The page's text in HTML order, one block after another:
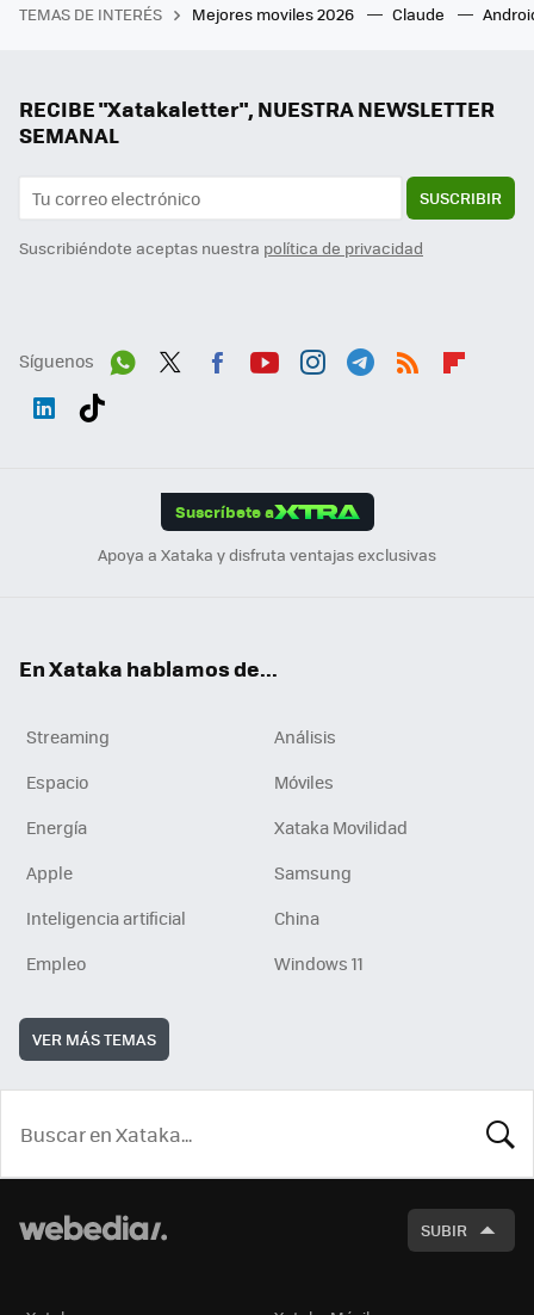
TEMAS DE INTERÉS Mejores moviles 2026 Claude
RECIBE "Xatakaletter", NUESTRA NEWSLETTER
SEMANAL
SUSCRIBIR
Suscribiéndote aceptas nuestra política de privacidad
Síguenos
Suscríbete a
Apoya a Xataka y disfruta ventajas exclusivas
En Xataka hablamos de...
Streaming
Análisis
Espacio
Móviles
Energía
Xataka Movilidad
Apple
Samsung
Inteligencia artificial
China
Empleo
Windows 11
VER MÁS TEMAS
SUBIR